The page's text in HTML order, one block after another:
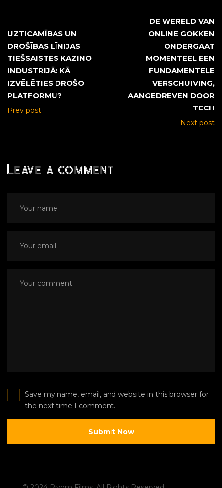
UZTICAMĪBAS UN
DROŠĪBAS LĪNIJAS
TIEŠSAISTES KAZINO
INDUSTRIJĀ: KĀ
IZVĒLĒTIES DROŠO
PLATFORMU?
Prev post
DE WERELD VAN
ONLINE GOKKEN
ONDERGAAT
MOMENTEEL EEN
FUNDAMENTELE
VERSCHUIVING,
AANGEDREVEN DOOR
TECH
Next post
Leave a comment
Save my name, email, and website in this browser for
the next time I comment.